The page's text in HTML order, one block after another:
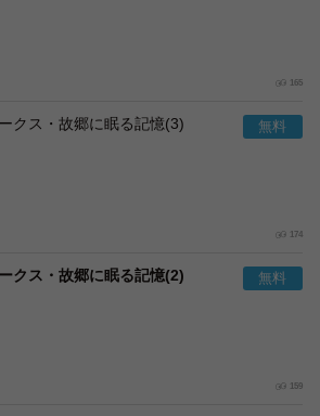
165
クス・故郷に眠る記憶(3)
174
クス・故郷に眠る記憶(2)
159